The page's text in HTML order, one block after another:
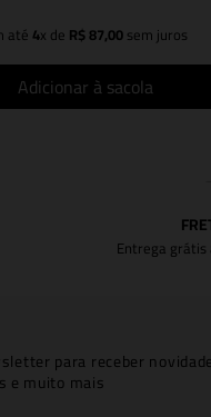
até 4x de R$87,00sem juros
Adicionar à sacola
Entrega grátis
para receber
e muito mais